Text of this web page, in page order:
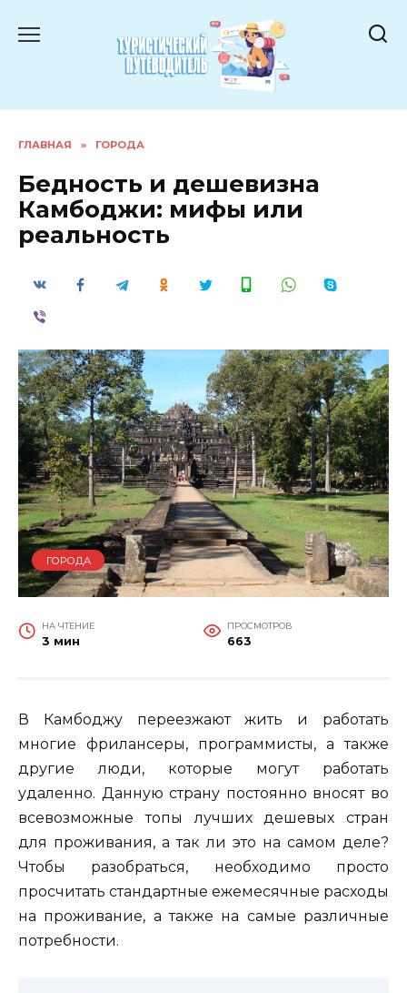
ГЛАВНАЯ » ГОРОДА
Бедность и дешевизна
Камбоджи: мифы или
реальность
ГОРОДА
НА ЧТЕНИЕ
3 мин
ПРОСМОТРОВ
663
В Камбоджу переезжают жить и работать
многие фрилансеры, программисты, а также
другие люди, которые могут работать
удаленно. Данную страну постоянно вносят во
всевозможные топы лучших дешевых стран
для проживания, а так ли это на самом деле?
Чтобы разобраться, необходимо просто
просчитать стандартные ежемесячные расходы
на проживание, а также на самые различные
потребности.